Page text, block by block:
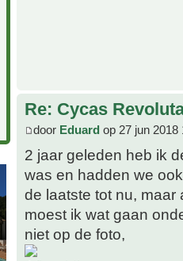
Re: Cycas
door Eduard op 27 jun 2018
2 jaar geleden heb ik
was en hadden we
de laatste tot nu,
moest ik wat gaan
niet op de foto,